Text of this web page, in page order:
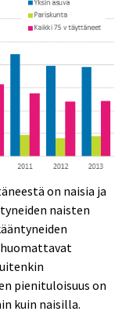
on naisia ja
naisten
pienituloisuus on
kuin naisilla.